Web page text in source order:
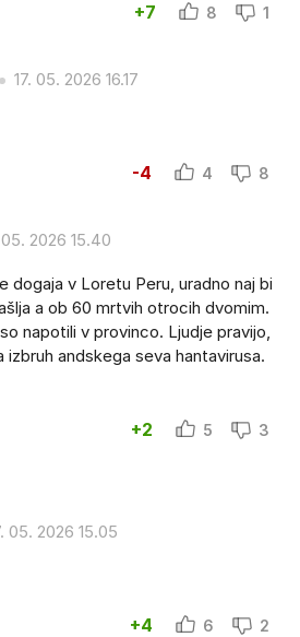
+7 8 1
17. 05. 2026 16.17
-4 4 8
05. 2026 15.40
dogaja v Loretu Peru, uradno naj bi
a ob 60 mrtvih otrocih dvomim.
napotili v provinco. Ljudje pravijo,
izbruh andskega seva hantavirusa.
+2 5 3
05. 2026 15.05
+4 6 2